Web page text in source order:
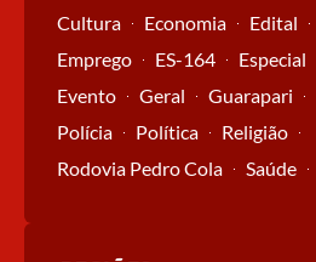
Cultura
Economia Edital
Emprego
ES-164 Especial
Evento
Geral Guarapari
Polícia
Política
Religião
Rodovia Pedro Cola
Saúde